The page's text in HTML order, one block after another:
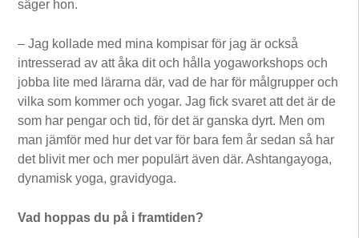
säger hon.
– Jag kollade med mina kompisar för jag är också
intresserad av att åka dit och hålla yogaworkshops och
jobba lite med lärarna där, vad de har för målgrupper och
vilka som kommer och yogar. Jag fick svaret att det är de
som har pengar och tid, för det är ganska dyrt. Men om
man jämför med hur det var för bara fem år sedan så har
det blivit mer och mer populärt även där. Ashtangayoga,
dynamisk yoga, gravidyoga.
Vad hoppas du på i framtiden?